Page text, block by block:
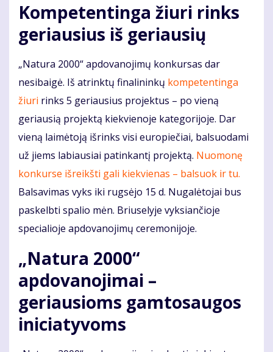
Kompetentinga žiuri rinks
geriausius iš geriausių
„Natura 2000“ apdovanojimų konkursas dar
nesibaigė. Iš atrinktų finalininkų kompetentinga
žiuri rinks 5 geriausius projektus – po vieną
geriausią projektą kiekvienoje kategorijoje. Dar
vieną laimėtoją išrinks visi europiečiai, balsuodami
už jiems labiausiai patinkantį projektą. Nuomonę
konkurse išreikšti gali kiekvienas – balsuok ir tu.
Balsavimas vyks iki rugsėjo 15 d. Nugalėtojai bus
paskelbti spalio mėn. Briuselyje vyksiančioje
specialioje apdovanojimų ceremonijoje.
„Natura 2000“
apdovanojimai –
geriausioms gamtosaugos
iniciatyvoms